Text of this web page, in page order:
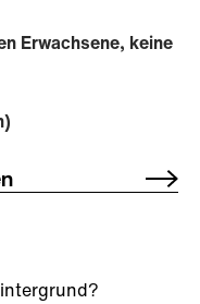
Erwachsene, keine